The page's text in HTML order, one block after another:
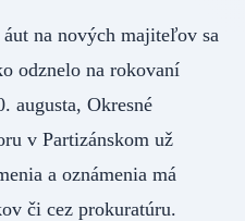
na nových majiteľov sa
odznelo na rokovaní
augusta, Okresné
v Partizánskom už
a oznámenia má
či cez prokuratúru.